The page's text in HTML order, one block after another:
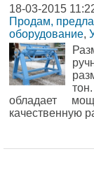
18-03-2015
Продам,
оборудование,
обладает
качественную